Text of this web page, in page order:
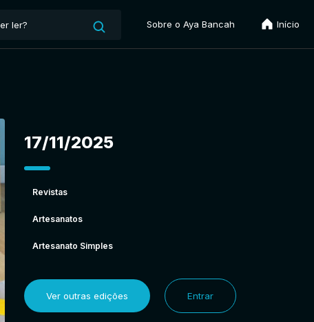
Sobre o Aya Bancah Início
17/11/2025
Revistas
Artesanatos
Artesanato Simples
Ver outras edições Entrar